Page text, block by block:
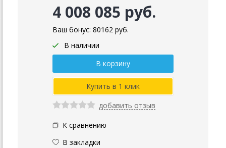
4 008 085 руб.
Ваш бонус: 80162 руб.
В наличии
добавить отзыв
К сравнению
В закладки